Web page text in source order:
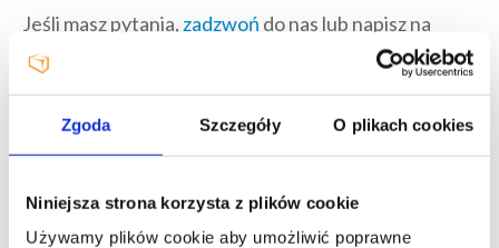
Zgoda Szczegóły O plikach cookies
Niniejsza strona korzysta z plików cookie
Używamy plików cookie aby umożliwić poprawne
Jeśli masz pytania, zadzwoń do nas lub napisz na
Messengerze.
Czy będą jakieś opłaty celne?
aby spełniała warunki zwolnienia od opłat celnych.
Sprawdź
jak uniknąć kosztów celnych.